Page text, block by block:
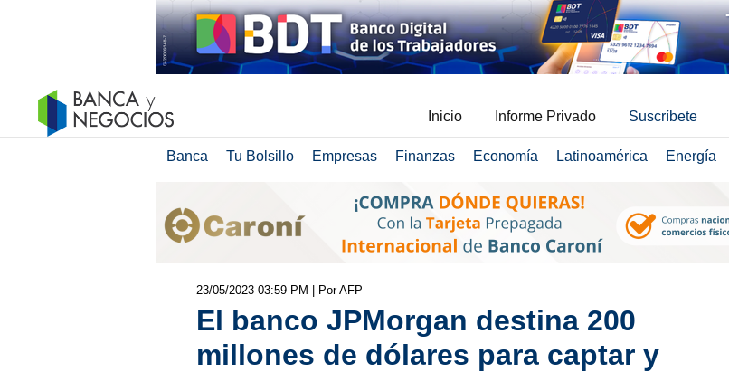
Inicio Informe Privado Suscríbete
Banca Tu Bolsillo Empresas Finanzas Economía Latinoamérica Energía
23/05/2023 03:59 PM | Por AFP
El banco JPMorgan destina 200
millones de dólares para captar y